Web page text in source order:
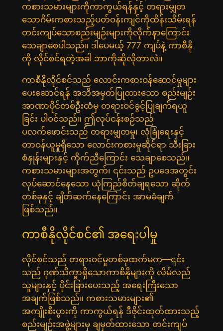
ကစားသမားများကိုကာကွယ်ရန်နှင့် တရားမျှတ
သောဂိမ်းကစားသည့်ပတ်ဝန်းကျင်ကိုထိန်းသိမ်းရန်
တင်းကျပ်သောစည်းမျဉ်းများကိုလိုက်နာကြောင်း
သေချာစေပါသည်။ ဒါပေမယ့် 777 ကျပ်နဲ့ ကာစီနို
ကို လိုင်စင်ရတဲ့အခါ ဘာကိုဆိုလိုတာလဲ။
ကာစီနိုလိုင်စင်သည် လောင်းကစားဝန်ဆောင်မှုများ
ပေးဆောင်ရန် အသိအမှတ်ပြုထားသော စည်းမျဉ်း
အာဏာပိုင်တစ်ဦးထံမှ တရားဝင်ခွင့်ပြုချက်ရယူ
ခြင်း ပါဝင်သည်။ ဤလုပ်ငန်းစဉ်သည်
ပလက်ဖောင်းသည် တရားမျှတမှု၊ လုံခြုံရေးနှင့်
တာဝန်ယူမှုရှိသော လောင်းကစားမှုဆိုင်ရာ သီးခြား
စံနှုန်းများနှင့် ကိုက်ညီကြောင်း သေချာစေသည်။
ကစားသမားများအတွက်၊ ၎င်းသည် ဥပဒေအတွင်း
လုပ်ဆောင်နေသော ယုံကြည်စိတ်ချရသော ဆိုက်
တစ်ခုနှင့် ချိတ်ဆက်နေကြောင်း အာမခံချက်
ဖြစ်သည်။
ကာစီနိုလိုင်စင်၏ အရေးပါမှု
လိုင်စင်သည် တရားဝင်မှုတစ်ခုထက်မက—၎င်း
သည် ဂုဏ်သိက္ခာရှိသောကာစီနိုများကို လိမ်လည်
သူများနှင့် ပိုင်းခြားပေးသည့် အရေးကြီးသော
အချက်ဖြစ်သည်။ ကစားသမားများ၏
အကျိုးစီးပွားကို ကာကွယ်ရန် ဒီဇိုင်းထုတ်ထားသည့်
စည်းမျဉ်းအဖွဲ့များမှ ချမှတ်ထားသော တင်းကျပ်